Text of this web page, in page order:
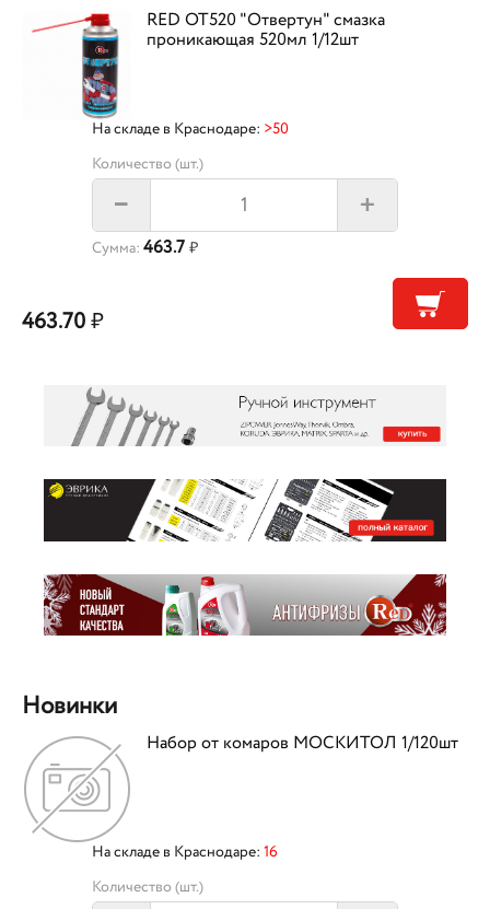
RED OT520 "Отвертун" смазка
проникающая 520мл 1/12шт
На складе в Краснодаре: >50
Количество (шт.)
– +
Сумма: 463.7 ₽
463.70₽
Новинки
Набор от комаров МОСКИТОЛ 1/120шт
На складе в Краснодаре: 16
Количество (шт.)